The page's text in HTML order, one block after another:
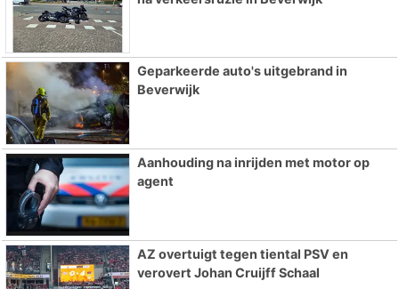
Geparkeerde auto's uitgebrand in
Beverwijk
Aanhouding na inrijden met motor op
agent
AZ overtuigt tegen tiental PSV en
verovert Johan Cruijff Schaal